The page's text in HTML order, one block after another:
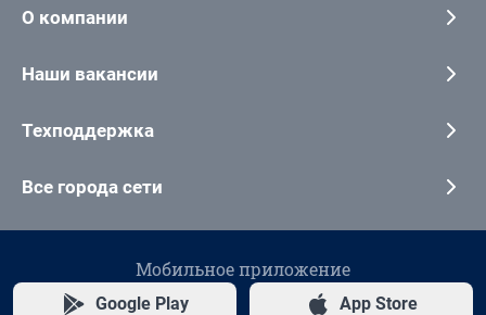
О компании
Наши вакансии
Техподдержка
Все города сети
Мобильное приложение
Google Play App Store